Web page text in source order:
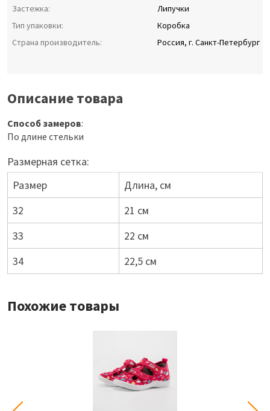
Застежка:
Липучки
Тип упаковки:
Коробка
Страна производитель:
Россия, г. Санкт-Петербург
Описание товара
Способ замеров:
По длине стельки
Размерная сетка:
Размер
Длина, см
32
21 см
33
22 см
34
22,5 см
Похожие товары